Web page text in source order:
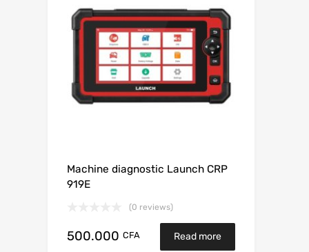
Machine diagnostic Launch CRP
919E
(0 reviews)
500.000 CFA Read more